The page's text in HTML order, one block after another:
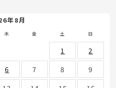
年8月
木 金 土 日
1
2
6 7 8
9